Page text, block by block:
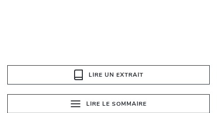
LIRE UN EXTRAIT
LIRE LE SOMMAIRE